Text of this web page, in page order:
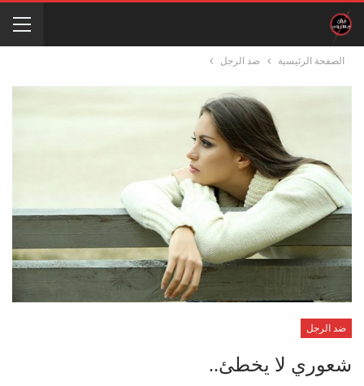
الصفحة الرئيسية ضد الرجل
ضد الرجل
شعوري لا يخطئ..